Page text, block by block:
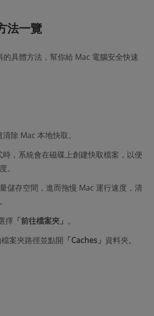
法一覽
具體方法，幫你給 Mac 電腦安全快速
除 Mac 本地快取。
，系統會在磁碟上創建快取檔案，以便
。
儲存空間，進而拖慢 Mac 運行速度，清
擇 「前往檔案夾」 。
案夾路徑並點開 「Caches」 資料夾。